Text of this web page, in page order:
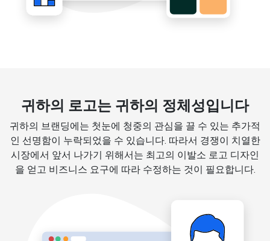
귀하의 로고는 귀하의 정체성입니다
귀하의 브랜딩에는 첫눈에 청중의 관심을 끌 수 있는 추가적
인 선명함이 누락되었을 수 있습니다. 따라서 경쟁이 치열한
시장에서 앞서 나가기 위해서는 최고의 이발소 로고 디자인
을 얻고 비즈니스 요구에 따라 수정하는 것이 필요합니다.